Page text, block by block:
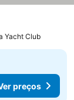
Yacht Club
preços